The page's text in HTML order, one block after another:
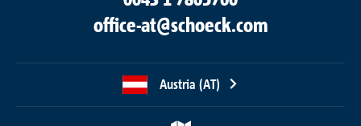
office-at@schoeck.com
Austria (AT)